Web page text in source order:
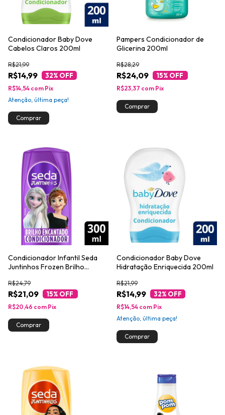
Condicionador Baby Dove
Cabelos Claros 200ml
R$14,99
R$21,99
32% OFF
R$14,54 com Pix
Atenção, última peça!
Pampers Condicionador de
Glicerina 200ml
R$24,09
R$28,29
15% OFF
R$23,37 com Pix
Condicionador Infantil Seda
Juntinhos Frozen Brilho
R$21,09
R$24,79
15% OFF
R$20,46 com Pix
Condicionador Baby Dove
Hidratação Enriquecida 200ml
R$14,99
R$21,99
32% OFF
R$14,54 com Pix
Atenção, última peça!